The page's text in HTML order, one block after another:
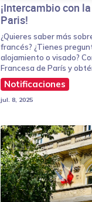
¡Intercambio con
Paris!
¿Quieres saber más
francés? ¿Tienes
alojamiento o visado?
Francesa de París y
Notificaciones
jul. 8, 2025